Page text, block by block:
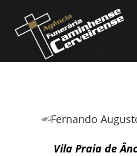
Vila Praia de